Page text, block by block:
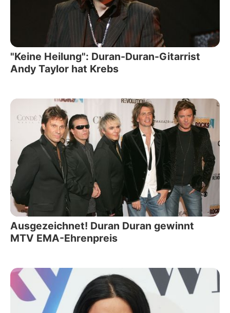
"Keine Heilung": Duran-Duran-Gitarrist
Andy Taylor hat Krebs
Ausgezeichnet! Duran Duran gewinnt
MTV EMA-Ehrenpreis